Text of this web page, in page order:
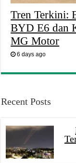
Tren Terkini:
BYD E6 dan
MG Motor
6 days ago
Recent Posts